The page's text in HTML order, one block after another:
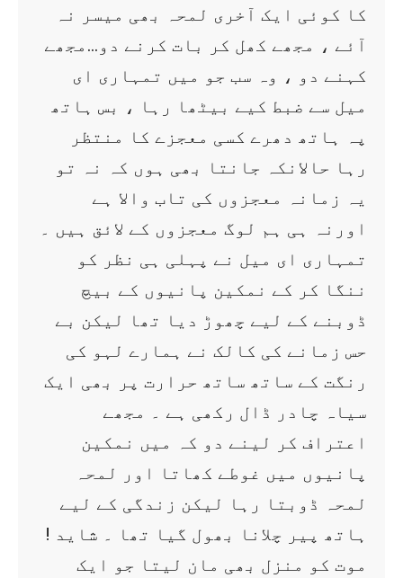
کا کوئی ایک آخری لمحہ بھی میسر نہ
آئے ، مجھے کھل کر بات کرنے دو…مجھے
کہنے دو ، وہ سب جو میں تمہاری ای
میل سے ضبط کیے بیٹھا رہا ، بس ہاتھ
پہ ہاتھ دھرے کسی معجزے کا منتظر
رہا حالانکہ جانتا بھی ہوں کہ نہ تو
یہ زمانہ معجزوں کی تاب والا ہے
اورنہ ہی ہم لوگ معجزوں کے لائق ہیں ۔
تمہاری ای میل نے پہلی ہی نظر کو
ننگا کر کے نمکین پانیوں کے بیچ
ڈوبنے کے لیے چھوڑ دیا تھا لیکن بے
حس زمانے کی کالک نے ہمارے لہو کی
رنگت کے ساتھ ساتھ حرارت پر بھی ایک
سیاہ چادر ڈال رکھی ہے ۔ مجھے
اعتراف کر لینے دو کہ میں نمکین
پانیوں میں غوطے کھاتا اور لمحہ
لمحہ ڈوبتا رہا لیکن زندگی کے لیے
ہاتھ پیر چلانا بھول گیا تھا ۔ شاید !
موت کو منزل بھی مان لیتا جو ایک